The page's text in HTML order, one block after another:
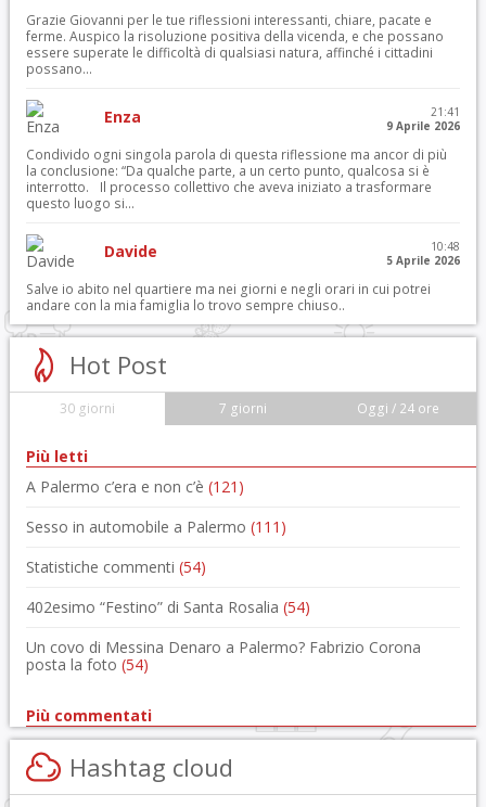
Grazie Giovanni per le tue riflessioni interessanti, chiare, pacate e
ferme. Auspico la risoluzione positiva della vicenda, e che possano
essere superate le difficoltà di qualsiasi natura, affinché i cittadini
possano...
Enza
21:41
9 Aprile 2026
Condivido ogni singola parola di questa riflessione ma ancor di più
la conclusione: “Da qualche parte, a un certo punto, qualcosa si è
interrotto. Il processo collettivo che aveva iniziato a trasformare
questo luogo si...
Davide
10:48
5 Aprile 2026
Salve io abito nel quartiere ma nei giorni e negli orari in cui potrei
andare con la mia famiglia lo trovo sempre chiuso..
Hot Post
30 giorni 7 giorni Oggi / 24 ore
Più letti
A Palermo c’era e non c’è (121)
Sesso in automobile a Palermo (111)
Statistiche commenti (54)
402esimo “Festino” di Santa Rosalia (54)
Un covo di Messina Denaro a Palermo? Fabrizio Corona
posta la foto (54)
Più commentati
Hashtag cloud